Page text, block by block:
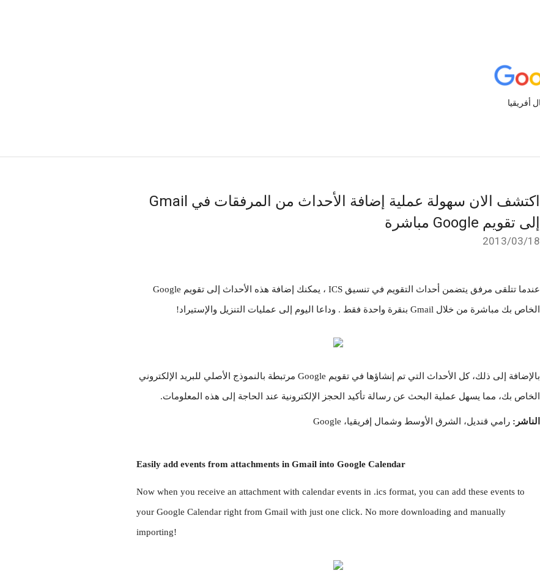
اكتشف الان سهولة عملية إضافة الأحداث من المرفقات في Gmail
إلى تقويم Google مباشرة
18‏/03‏/2013
الخاص بك مباشرة من خلال Gmail بنقرة واحدة فقط . وداعا اليوم إلى عمليات التنزيل والإستيراد!
الخاص بك، مما يسهل عملية البحث عن رسالة تأكيد الحجز الإلكترونية عند الحاجة إلى هذه المعلومات.
الناشر: رامي قنديل، الشرق الأوسط وشمال إفريقيا، Google
Easily add events from attachments in Gmail into Google Calendar
Now when you receive an attachment with calendar events in .ics format, you can add these events to
your Google Calendar right from Gmail with just one click. No more downloading and manually
importing!